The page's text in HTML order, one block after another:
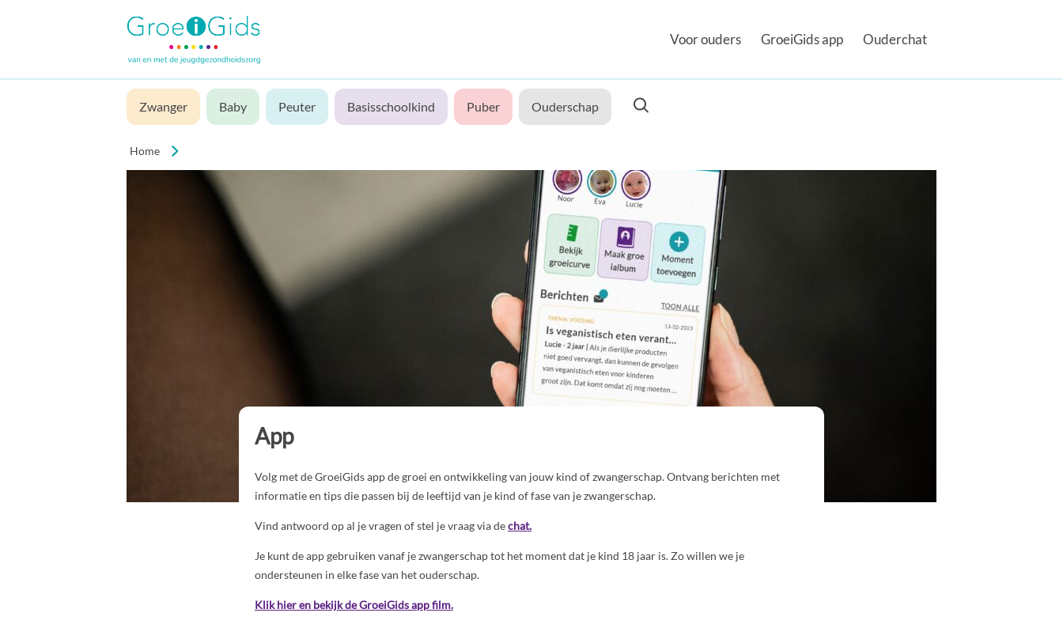
Voor ouders GroeiGids app Ouderchat
Zwanger Baby Peuter Basisschoolkind Puber Ouderschap
Home
App
Volg met de GroeiGids app de groei en ontwikkeling van jouw kind of zwangerschap. Ontvang berichten met
informatie en tips die passen bij de leeftijd van je kind of fase van je zwangerschap.
Vind antwoord op al je vragen of stel je vraag via dechat.
Je kunt de app gebruiken vanaf je zwangerschap tot het moment dat je kind 18 jaar is. Zo willen we je
ondersteunen in elke fase van het ouderschap.
Klik hier en bekijk de GroeiGids app film.